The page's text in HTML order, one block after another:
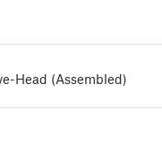
Head (Assembled)